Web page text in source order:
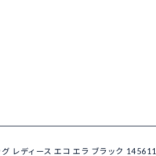
レディース エコ エラ ブラック